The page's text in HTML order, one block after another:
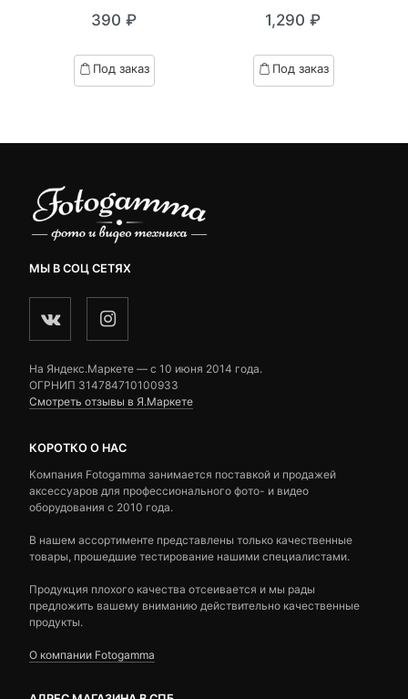
out
based
on
390 ₽
Под заказ
out
based
on
1,290 ₽
Под заказ
МЫ В СОЦ СЕТЯХ
На Яндекс.Маркете — c 10 июня 2014 года.
ОГРНИП 314784710100933
Смотреть отзывы в Я.Маркете
КОРОТКО О НАС
Компания Fotogamma занимается поставкой и продажей
аксессуаров для профессионального фото- и видео
оборудования с 2010 года.
В нашем ассортименте представлены только качественные
товары, прошедшие тестирование нашими специалистами.
Продукция плохого качества отсеивается и мы рады
предложить вашему вниманию действительно качественные
продукты.
О компании Fotogamma